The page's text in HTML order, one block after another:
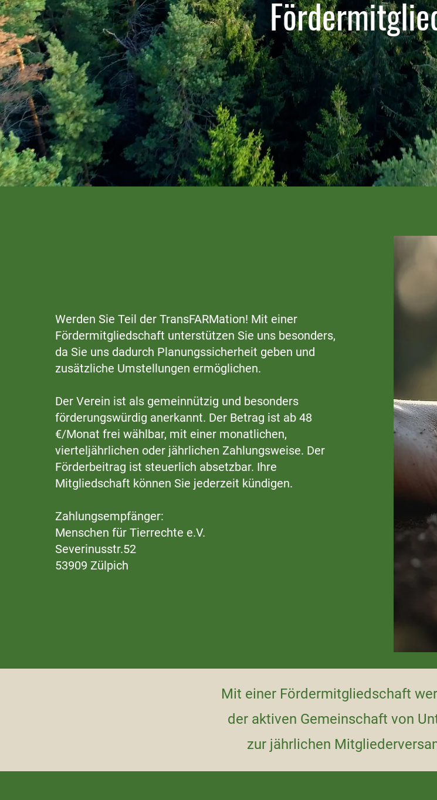
Werden Sie Teil der TransFARMation! Mit einer
Fördermitgliedschaft unterstützen Sie uns besonders,
da Sie uns dadurch Planungssicherheit geben und
zusätzliche Umstellungen ermöglichen.
Der Verein ist als gemeinnützig und besonders
förderungswürdig anerkannt. Der Betrag ist ab 48
€/Monat frei wählbar, mit einer monatlichen,
vierteljährlichen oder jährlichen Zahlungsweise. Der
Förderbeitrag ist steuerlich absetzbar. Ihre
Mitgliedschaft können Sie jederzeit kündigen.
Zahlungsempfänger:
Menschen für Tierrechte e.V.
Severinusstr.52
53909 Zülpich
Mit einer Fördermitgliedschaft
der aktiven Gemeinschaft von
zur jährlichen